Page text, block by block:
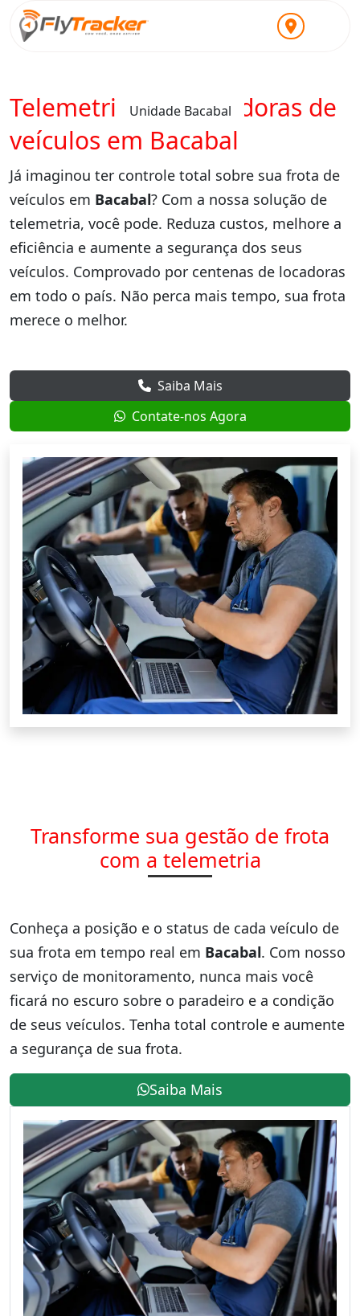
Unidade Bacabal
Telemetria para locadoras de
veículos em Bacabal
Já imaginou ter controle total sobre sua frota de
veículos em Bacabal? Com a nossa solução de
telemetria, você pode. Reduza custos, melhore a
eficiência e aumente a segurança dos seus
veículos. Comprovado por centenas de locadoras
em todo o país. Não perca mais tempo, sua frota
merece o melhor.
Saiba Mais
Contate-nos Agora
Transforme sua gestão de frota
com a telemetria
Conheça a posição e o status de cada veículo de
sua frota em tempo real em Bacabal. Com nosso
serviço de monitoramento, nunca mais você
ficará no escuro sobre o paradeiro e a condição
de seus veículos. Tenha total controle e aumente
a segurança de sua frota.
Saiba Mais